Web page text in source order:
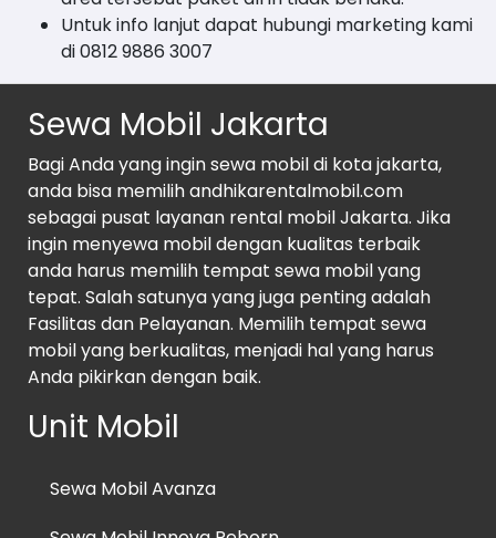
Untuk info lanjut dapat hubungi marketing kami
di 0812 9886 3007
Sewa Mobil Jakarta
Bagi Anda yang ingin sewa mobil di kota jakarta,
anda bisa memilih andhikarentalmobil.com
sebagai pusat layanan rental mobil Jakarta. Jika
ingin menyewa mobil dengan kualitas terbaik
anda harus memilih tempat sewa mobil yang
tepat. Salah satunya yang juga penting adalah
Fasilitas dan Pelayanan. Memilih tempat sewa
mobil yang berkualitas, menjadi hal yang harus
Anda pikirkan dengan baik.
Unit Mobil
Sewa Mobil Avanza